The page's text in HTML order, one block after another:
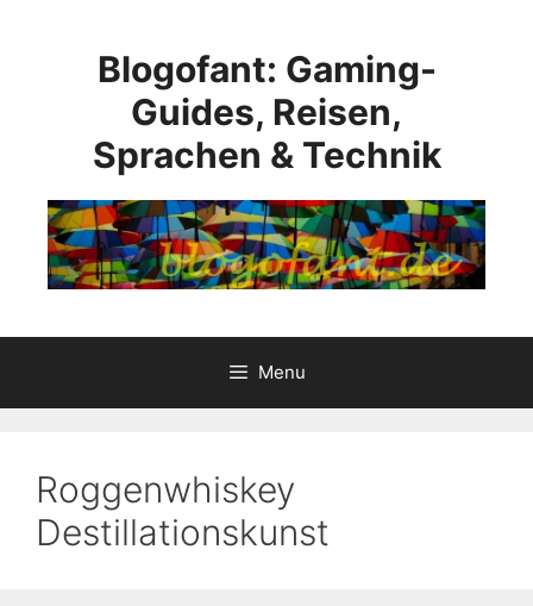
Blogofant: Gaming-
Guides, Reisen,
Sprachen & Technik
Menu
Roggenwhiskey
Destillationskunst